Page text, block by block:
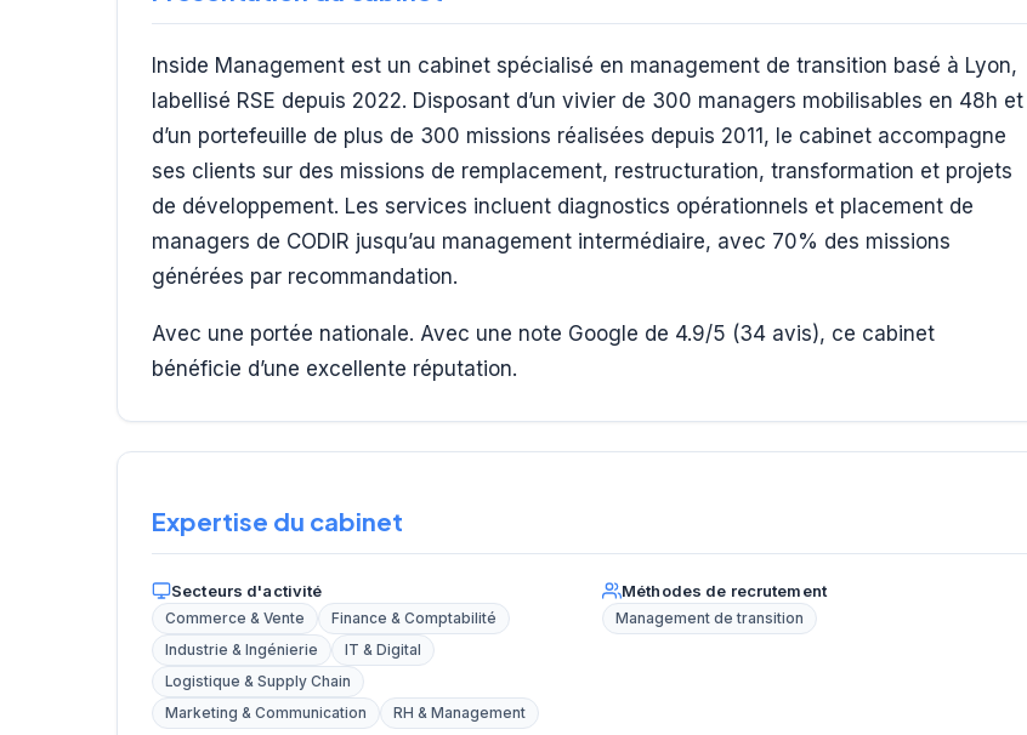
Inside Management est un cabinet spécialisé en management de transition basé à Lyon,
labellisé RSE depuis 2022. Disposant d’un vivier de 300 managers mobilisables en 48h et
d’un portefeuille de plus de 300 missions réalisées depuis 2011, le cabinet accompagne
ses clients sur des missions de remplacement, restructuration, transformation et projets
de développement. Les services incluent diagnostics opérationnels et placement de
managers de CODIR jusqu’au management intermédiaire, avec 70% des missions
générées par recommandation.
Avec une portée nationale. Avec une note Google de 4.9/5 (34 avis), ce cabinet
bénéficie d’une excellente réputation.
Expertise du cabinet
Secteurs d'activité
Commerce & Vente
Finance & Comptabilité
Industrie & Ingénierie
IT & Digital
Logistique & Supply Chain
Marketing & Communication
RH & Management
Méthodes de recrutement
Management de transition